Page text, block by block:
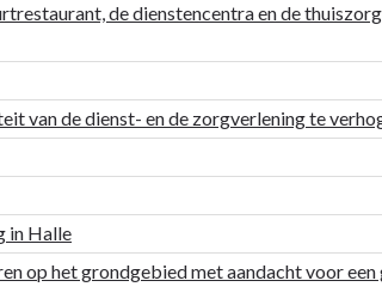
de dienstencentra en de
van de dienst- en de zorgverlening te
in Halle
op het grondgebied met aandacht voor